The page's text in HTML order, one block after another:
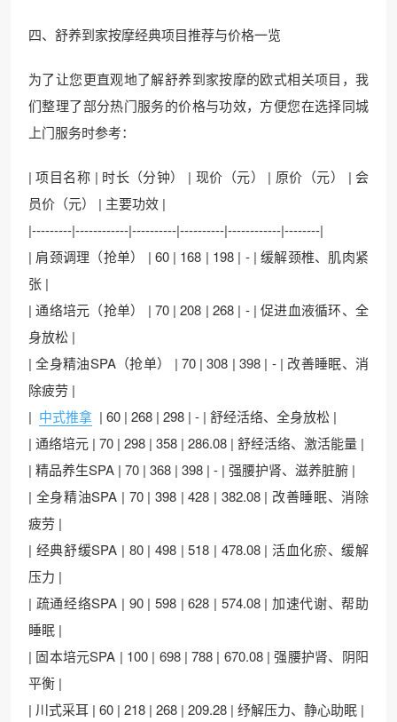
四、舒养到家按摩经典项目推荐与价格一览
为了让您更直观地了解舒养到家按摩的欧式相关项目，我
们整理了部分热门服务的价格与功效，方便您在选择同城
上门服务时参考：
| 项目名称 | 时长（分钟） | 现价（元） | 原价（元） | 会
员价（元） | 主要功效 |
|---------|------------|----------|----------|------------|--------|
| 肩颈调理（抢单） | 60 | 168 | 198 | - | 缓解颈椎、肌肉紧
张 |
| 通络培元（抢单） | 70 | 208 | 268 | - | 促进血液循环、全
身放松 |
| 全身精油SPA（抢单） | 70 | 308 | 398 | - | 改善睡眠、消
除疲劳 |
| 中式推拿 | 60 | 268 | 298 | - | 舒经活络、全身放松 |
| 通络培元 | 70 | 298 | 358 | 286.08 | 舒经活络、激活能量 |
| 精品养生SPA | 70 | 368 | 398 | - | 强腰护肾、滋养脏腑 |
| 全身精油SPA | 70 | 398 | 428 | 382.08 | 改善睡眠、消除
疲劳 |
| 经典舒缓SPA | 80 | 498 | 518 | 478.08 | 活血化瘀、缓解
压力 |
| 疏通经络SPA | 90 | 598 | 628 | 574.08 | 加速代谢、帮助
睡眠 |
| 固本培元SPA | 100 | 698 | 788 | 670.08 | 强腰护肾、阴阳
平衡 |
| 川式采耳 | 60 | 218 | 268 | 209.28 | 纾解压力、静心助眠 |